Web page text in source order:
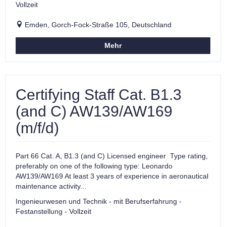
Vollzeit
Emden, Gorch-Fock-Straße 105, Deutschland
Mehr
Certifying Staff Cat. B1.3
(and C) AW139/AW169
(m/f/d)
Part 66 Cat. A, B1.3 (and C) Licensed engineer Type rating,
preferably on one of the following type: Leonardo
AW139/AW169 At least 3 years of experience in aeronautical
maintenance activity...
Ingenieurwesen und Technik - mit Berufserfahrung -
Festanstellung - Vollzeit